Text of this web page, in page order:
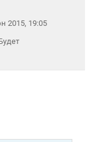
2015, 19:05